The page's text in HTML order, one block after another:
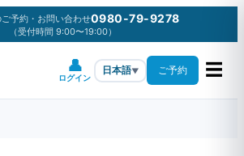
予約・お問い合わせ0980-79-9278
（受付時間 9:00〜19:00）
👤
ログイン
日本語▼ ご予約 ☰